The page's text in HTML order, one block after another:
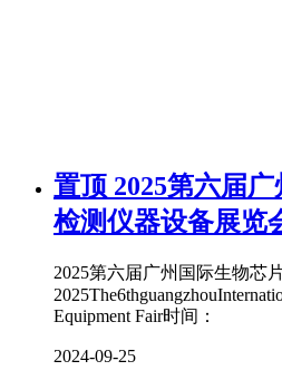
置顶 2025第六届
检测仪器设备展览
2025第六届广州国际生物芯
Equipment Fair时间：
2024-09-25